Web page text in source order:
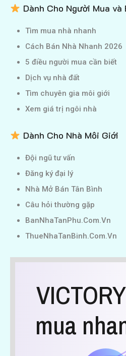
Dành Cho Người Mua và
Tìm mua nhà nhanh
Cách Bán Nhà Nhanh 2026
5 điều người mua cần biết
Dịch vụ nhà đất
Tìm chuyên gia môi giới
Xem giá trị ngôi nhà
Dành Cho Nhà Môi Giới
Đội ngũ tư vấn
Đăng ký đại lý
Nhà Mở Bán Tân Bình
Câu hỏi thường gặp
BanNhaTanPhu.Com.Vn
ThueNhaTanBinh.Com.Vn
mua